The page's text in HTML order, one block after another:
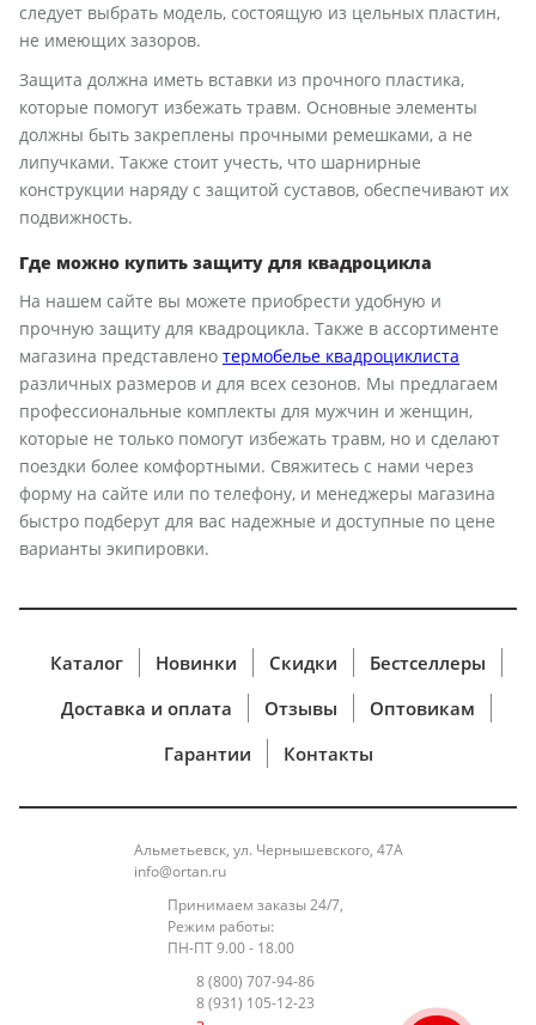
следует выбрать модель, состоящую из цельных пластин,
не имеющих зазоров.
Защита должна иметь вставки из прочного пластика,
которые помогут избежать травм. Основные элементы
должны быть закреплены прочными ремешками, а не
липучками. Также стоит учесть, что шарнирные
конструкции наряду с защитой суставов, обеспечивают их
подвижность.
Где можно купить защиту для квадроцикла
На нашем сайте вы можете приобрести удобную и
прочную защиту для квадроцикла. Также в ассортименте
магазина представлено термобелье квадроциклиста
различных размеров и для всех сезонов. Мы предлагаем
профессиональные комплекты для мужчин и женщин,
которые не только помогут избежать травм, но и сделают
поездки более комфортными. Свяжитесь с нами через
форму на сайте или по телефону, и менеджеры магазина
быстро подберут для вас надежные и доступные по цене
варианты экипировки.
Каталог Новинки Скидки
Бестселлеры
Доставка и оплата
Отзывы
Оптовикам
Гарантии
Контакты
Альметьевск, ул. Чернышевского, 47А
info@ortan.ru
Принимаем заказы 24/7,
Режим работы:
ПН-ПТ 9.00 - 18.00
8 (800) 707-94-86
8 (931) 105-12-23